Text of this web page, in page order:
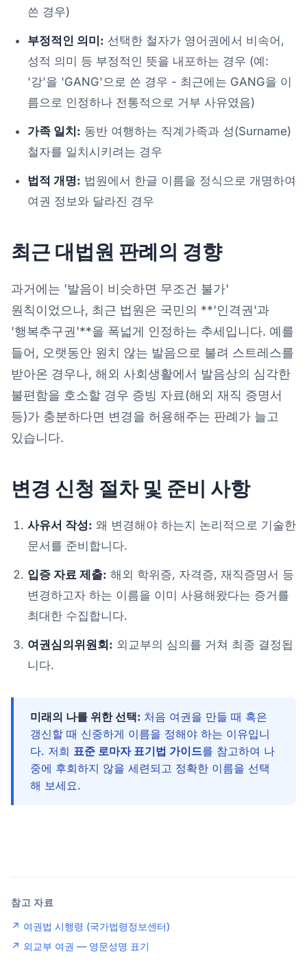
쓴 경우)
부정적인 의미: 선택한 철자가 영어권에서 비속어,
성적 의미 등 부정적인 뜻을 내포하는 경우 (예:
'강'을 'GANG'으로 쓴 경우 - 최근에는 GANG을 이
름으로 인정하나 전통적으로 거부 사유였음)
가족 일치: 동반 여행하는 직계가족과 성(Surname)
철자를 일치시키려는 경우
법적 개명: 법원에서 한글 이름을 정식으로 개명하여
여권 정보와 달라진 경우
최근 대법원 판례의 경향
과거에는 '발음이 비슷하면 무조건 불가'
원칙이었으나, 최근 법원은 국민의 **'인격권'과
'행복추구권'**을 폭넓게 인정하는 추세입니다. 예를
들어, 오랫동안 원치 않는 발음으로 불려 스트레스를
받아온 경우나, 해외 사회생활에서 발음상의 심각한
불편함을 호소할 경우 증빙 자료(해외 재직 증명서
등)가 충분하다면 변경을 허용해주는 판례가 늘고
있습니다.
변경 신청 절차 및 준비 사항
사유서 작성: 왜 변경해야 하는지 논리적으로 기술한
문서를 준비합니다.
입증 자료 제출: 해외 학위증, 자격증, 재직증명서 등
변경하고자 하는 이름을 이미 사용해왔다는 증거를
최대한 수집합니다.
여권심의위원회: 외교부의 심의를 거쳐 최종 결정됩
니다.
미래의 나를 위한 선택: 처음 여권을 만들 때 혹은
갱신할 때 신중하게 이름을 정해야 하는 이유입니
다. 저희 표준 로마자 표기법 가이드를 참고하여 나
중에 후회하지 않을 세련되고 정확한 이름을 선택
해 보세요.
참고 자료
↗ 여권법 시행령 (국가법령정보센터)
↗ 외교부 여권 — 영문성명 표기